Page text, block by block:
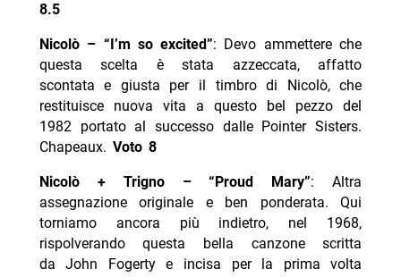
8.5
Nicolò – “I’m so excited”: Devo ammettere che
questa scelta è stata azzeccata, affatto
scontata e giusta per il timbro di Nicolò, che
restituisce nuova vita a questo bel pezzo del
1982 portato al successo dalle Pointer Sisters.
Chapeaux. Voto 8
Nicolò + Trigno – “Proud Mary”: Altra
assegnazione originale e ben ponderata. Qui
torniamo ancora più indietro, nel 1968,
rispolverando questa bella canzone scritta
da John Fogerty e incisa per la prima volta